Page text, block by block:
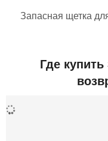
Запасная щетка
ДхШхВ (мм)
Где